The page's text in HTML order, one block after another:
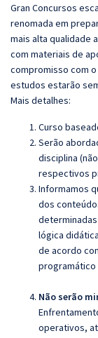
Gran Concursos
renomada em
mais alta qualidade
com materiais de
compromisso com
estudos estarão
Mais detalhes:
Curso
Serão
disciplina
respectivos
Informamos
dos
lógica
de acordo
programático
Não serão
operativos,